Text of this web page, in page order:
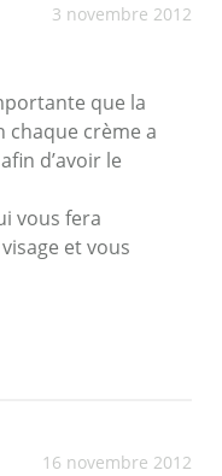
3 novembre 2012
que la
crème a
d’avoir le
vous fera
et vous
16 novembre 2012